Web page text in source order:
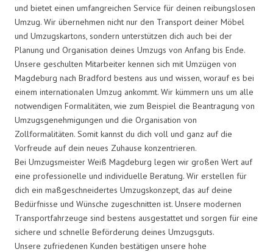
und bietet einen umfangreichen Service für deinen reibungslosen
Umzug. Wir übernehmen nicht nur den Transport deiner Möbel
und Umzugskartons, sondern unterstützen dich auch bei der
Planung und Organisation deines Umzugs von Anfang bis Ende.
Unsere geschulten Mitarbeiter kennen sich mit Umzügen von
Magdeburg nach Bradford bestens aus und wissen, worauf es bei
einem internationalen Umzug ankommt. Wir kümmern uns um alle
notwendigen Formalitäten, wie zum Beispiel die Beantragung von
Umzugsgenehmigungen und die Organisation von
Zollformalitäten. Somit kannst du dich voll und ganz auf die
Vorfreude auf dein neues Zuhause konzentrieren.
Bei Umzugsmeister Weiß Magdeburg legen wir großen Wert auf
eine professionelle und individuelle Beratung. Wir erstellen für
dich ein maßgeschneidertes Umzugskonzept, das auf deine
Bedürfnisse und Wünsche zugeschnitten ist. Unsere modernen
Transportfahrzeuge sind bestens ausgestattet und sorgen für eine
sichere und schnelle Beförderung deines Umzugsguts.
Unsere zufriedenen Kunden bestätigen unsere hohe